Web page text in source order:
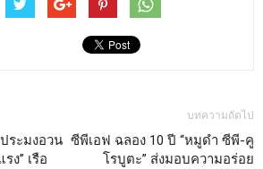
ระมงอวน
ง” เรือ
บทความถัดไป
ซีพีเอฟ ฉลอง 10 ปี “หมูดำ ซีพี-คู
โรบูตะ” ส่งมอบความอร่อย